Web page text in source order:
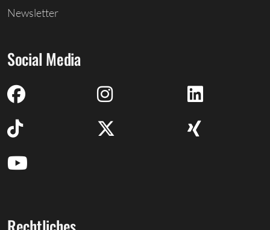
Newsletter
Social Media